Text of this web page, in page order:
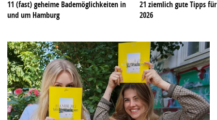
11 (fast) geheime Bademöglichkeiten in
und um Hamburg
21 ziemlich gute Tipps
2026